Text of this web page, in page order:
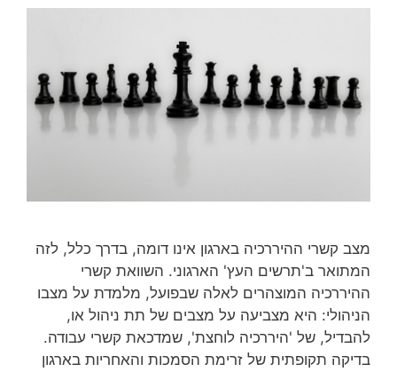
מצב קשרי ההיררכיה בארגון אינו דומה, בדרך כלל, לזה
המתואר ב'תרשים העץ' הארגוני. השוואת קשרי
ההיררכיה המוצהרים לאלה שבפועל, מלמדת על מצבו
הניהולי: היא מצביעה על מצבים של תת ניהול או,
להבדיל, של 'היררכיה לוחצת', שמדכאת קשרי עבודה.
בדיקה תקופתית של זרימת הסמכות והאחריות בארגון